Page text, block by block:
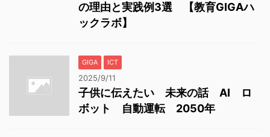
の理由と実践例3選 【教育GIGAハ
ックラボ】
GIGA ICT
2025/9/11
子供に伝えたい 未来の話 AI ロ
ボット 自動運転 2050年